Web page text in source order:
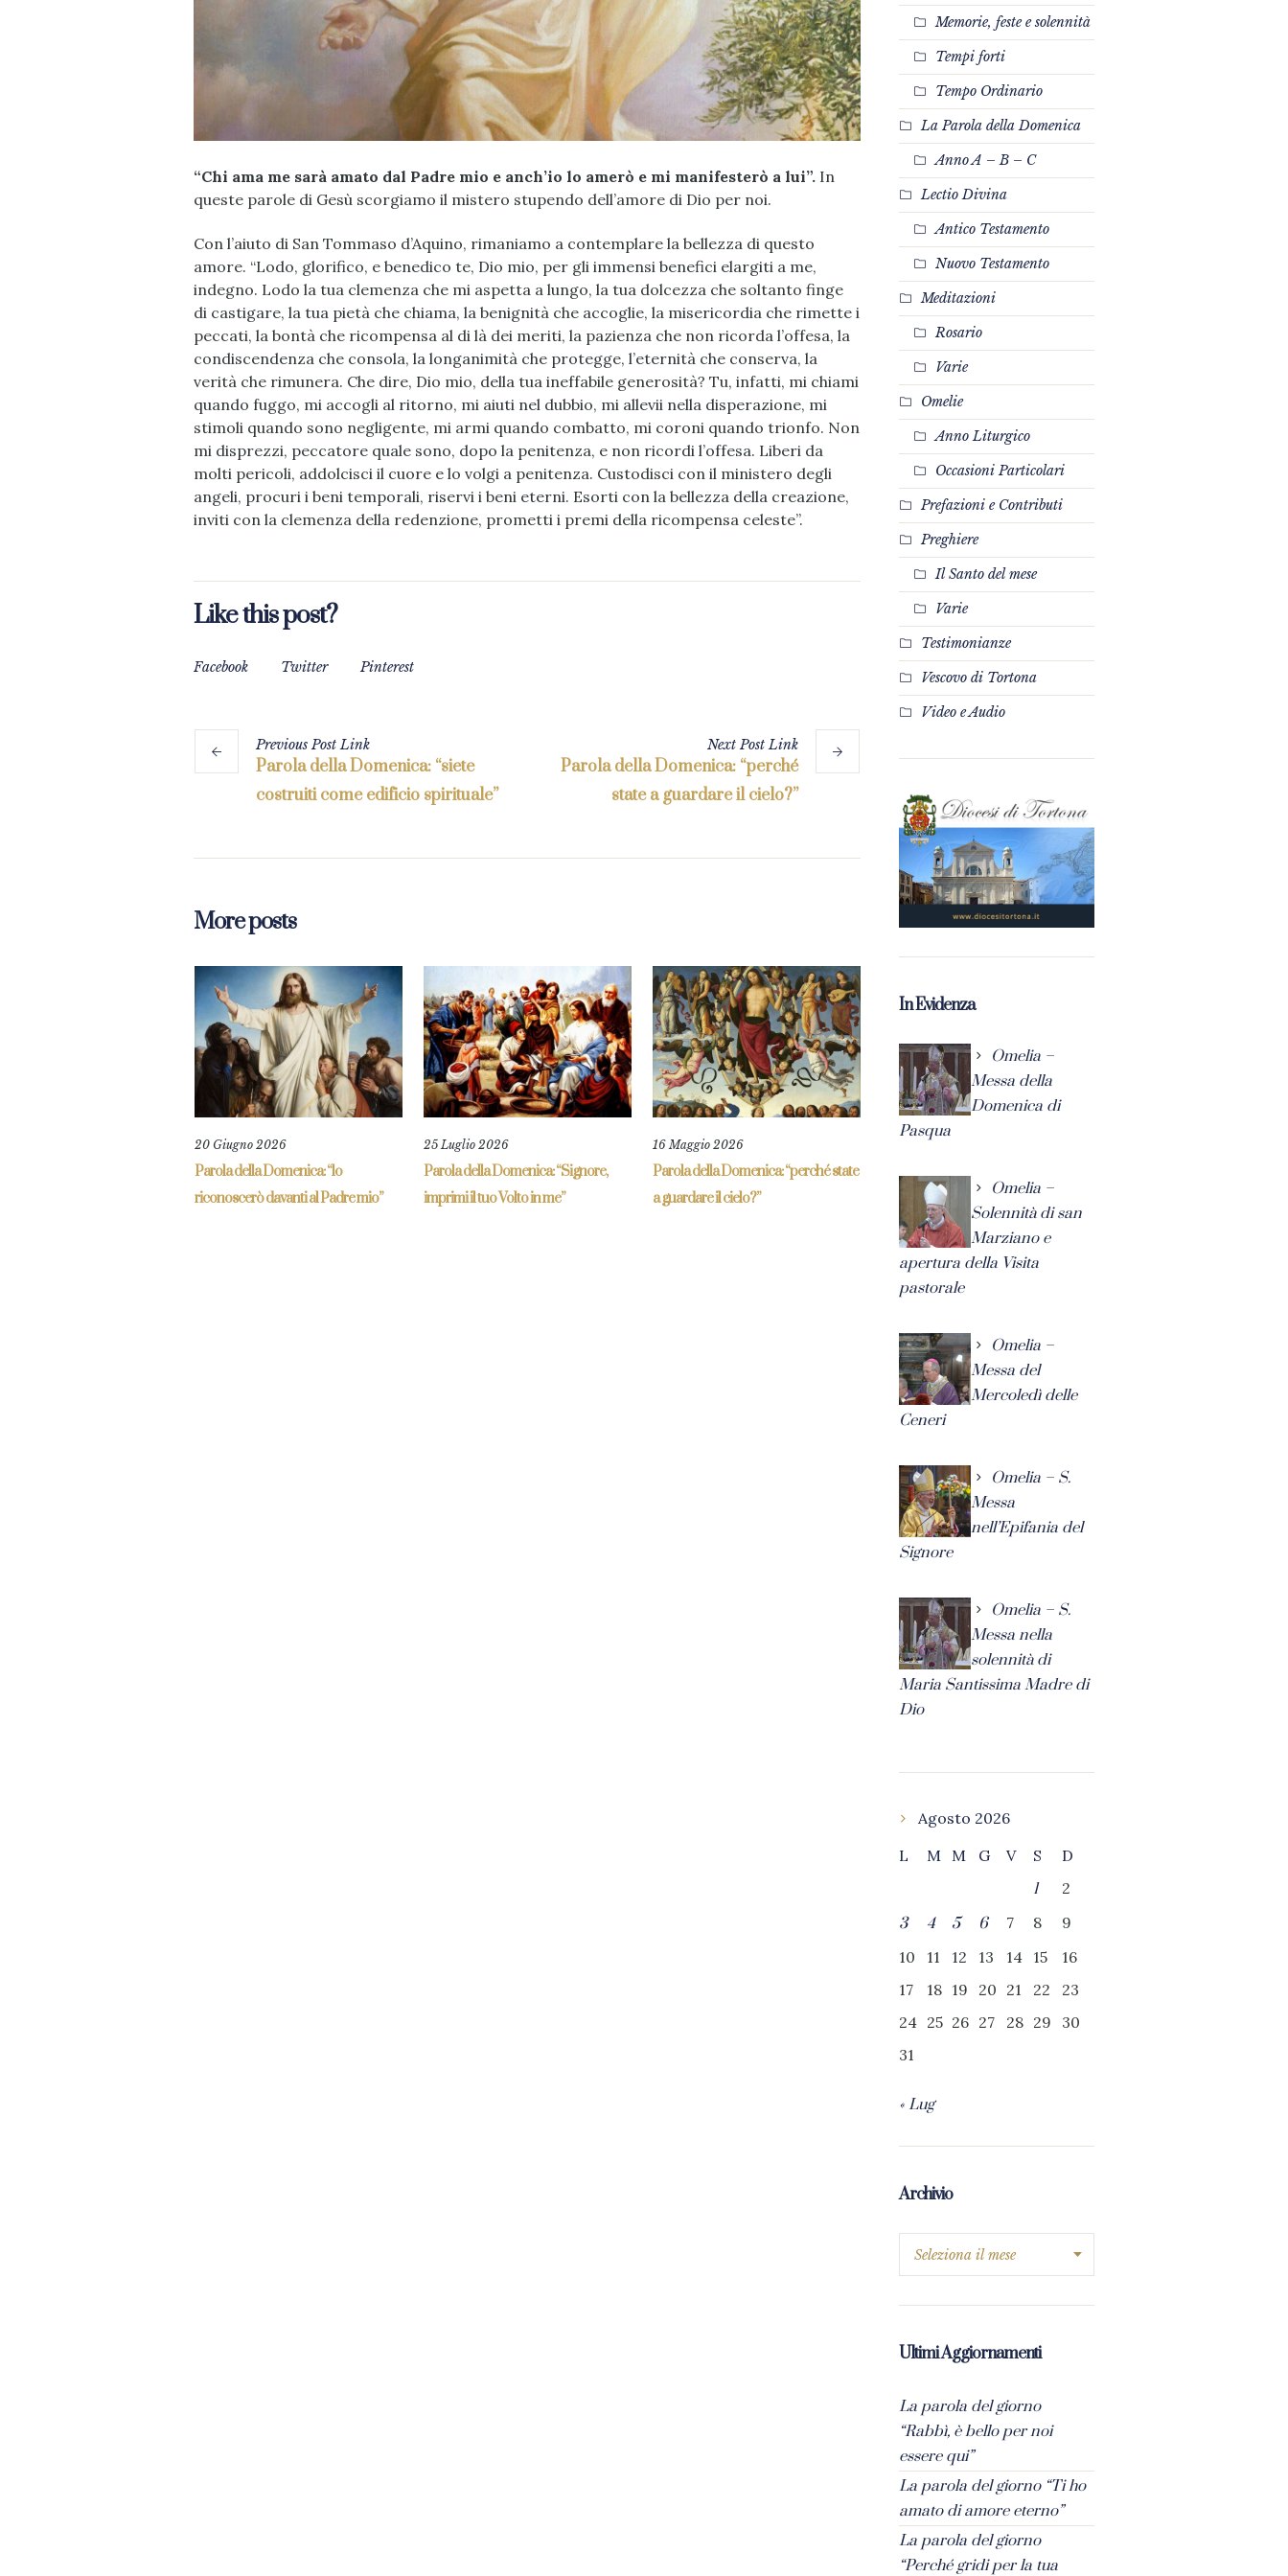
“Chi ama me sarà amato dal Padre mio e anch’io lo amerò e mi manifesterò a lui”.In
queste parole di Gesù scorgiamo il mistero stupendo dell’amore di Dio per noi.
Con l’aiuto di San Tommaso d’Aquino, rimaniamo a contemplare la bellezza di questo
amore. “Lodo, glorifico, e benedico te, Dio mio, per gli immensi benefici elargiti a me,
indegno. Lodo la tua clemenza che mi aspetta a lungo, la tua dolcezza che soltanto finge
di castigare, la tua pietà che chiama, la benignità che accoglie, la misericordia che rimette i
peccati, la bontà che ricompensa al di là dei meriti, la pazienza che non ricorda l’offesa, la
condiscendenza che consola, la longanimità che protegge, l’eternità che conserva, la
verità che rimunera. Che dire, Dio mio, della tua ineffabile generosità? Tu, infatti, mi chiami
quando fuggo, mi accogli al ritorno, mi aiuti nel dubbio, mi allevii nella disperazione, mi
stimoli quando sono negligente, mi armi quando combatto, mi coroni quando trionfo. Non
mi disprezzi, peccatore quale sono, dopo la penitenza, e non ricordi l’offesa. Liberi da
molti pericoli, addolcisci il cuore e lo volgi a penitenza. Custodisci con il ministero degli
angeli, procuri i beni temporali, riservi i beni eterni. Esorti con la bellezza della creazione,
inviti con la clemenza della redenzione, prometti i premi della ricompensa celeste”.
Like this post?
Facebook Twitter Pinterest
PreviousPostLink
Parola della Domenica: “siete
costruiti come edificio spirituale”
NextPostLink
Parola della Domenica: “perché
state a guardare il cielo?”
More posts
20 Giugno 2026
Parola della Domenica: “lo
riconoscerò davanti al Padre mio”
25 Luglio 2026
Parola della Domenica: “Signore,
imprimi il tuo Volto in me”
16 Maggio 2026
Parola della Domenica: “perché state
a guardare il cielo?”
Memorie, feste e solennità
Tempi forti
Tempo Ordinario
La Parola della Domenica
Anno A – B – C
Lectio Divina
Antico Testamento
Nuovo Testamento
Meditazioni
Rosario
Varie
Omelie
Anno Liturgico
Occasioni Particolari
Prefazioni e Contributi
Preghiere
Il Santo del mese
Varie
Testimonianze
Vescovo di Tortona
Video e Audio
In Evidenza
Omelia –
Messa della
Domenica di
Pasqua
Omelia –
Solennità di san
Marziano e
apertura della Visita
pastorale
Omelia –
Messa del
Mercoledì delle
Ceneri
Omelia – S.
Messa
nell’Epifania del
Signore
Omelia – S.
Messa nella
solennità di
Maria Santissima Madre di
Dio
Agosto 2026
L
M M G V S
D
1
2
3
4 5 6 7 8
9
10
11 12 13 14 15
16
17
18 19 20 21 22
23
24 25 26 27 28 29
30
31
« Lug
Archivio
Ultimi Aggiornamenti
La parola del giorno
“Rabbì, è bello per noi
essere qui”
La parola del giorno “Ti ho
amato di amore eterno”
La parola del giorno
“Perché gridi per la tua